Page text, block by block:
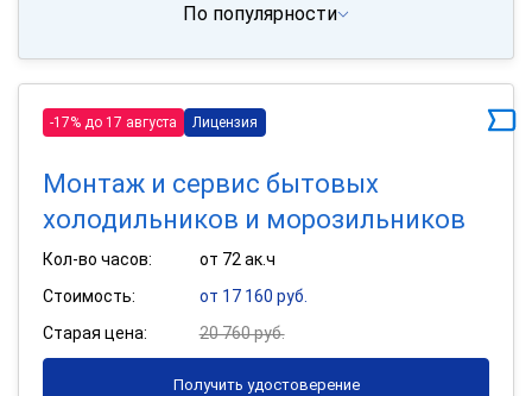
По популярности
-17% до 17 августа Лицензия
Монтаж и сервис бытовых
холодильников и морозильников
Кол-во часов:
от 72 ак.ч
Стоимость:
от 17 160 руб.
Старая цена:
20 760 руб.
Получить удостоверение